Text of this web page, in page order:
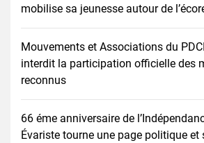
mobilise sa jeunesse autour de
Mouvements et Associations du
interdit la participation officielle des
reconnus
66 éme anniversaire de
Évariste tourne une page politique et